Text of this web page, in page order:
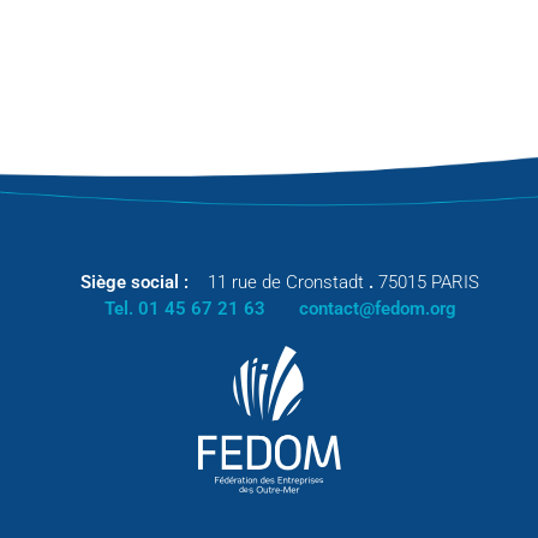
Siège social : 11 rue de Cronstadt . 75015 PARIS
Tel. 01 45 67 21 63 contact@fedom.org